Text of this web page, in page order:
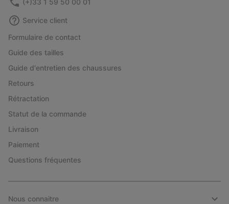
(+)33 1 59 50 00 01
Service client
Formulaire de contact
Guide des tailles
Guide d'entretien des chaussures
Retours
Rétractation
Statut de la commande
Livraison
Paiement
Questions fréquentes
Nous connaitre